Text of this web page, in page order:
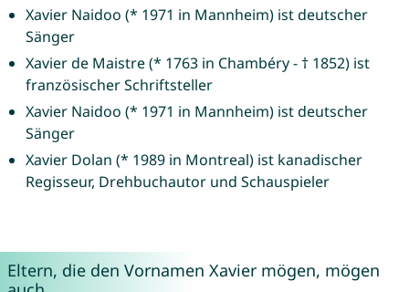
Xavier Naidoo (* 1971 in Mannheim) ist deutscher
Sänger
Xavier de Maistre (* 1763 in Chambéry - † 1852) ist
französischer Schriftsteller
Xavier Naidoo (* 1971 in Mannheim) ist deutscher
Sänger
Xavier Dolan (* 1989 in Montreal) ist kanadischer
Regisseur, Drehbuchautor und Schauspieler
Eltern, die den Vornamen Xavier mögen, mögen